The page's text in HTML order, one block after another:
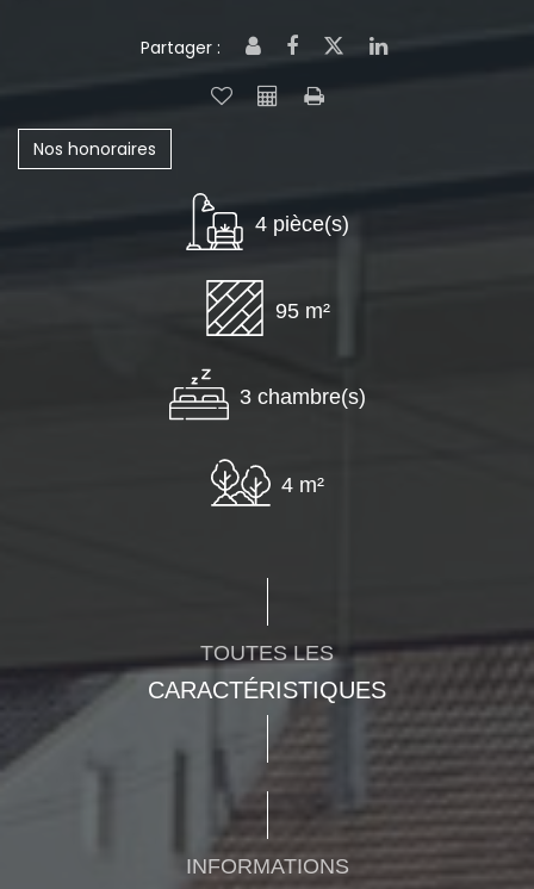
Partager :
Nos honoraires
4 pièce(s)
95 m²
3 chambre(s)
4 m²
TOUTES LES
CARACTÉRISTIQUES
INFORMATIONS